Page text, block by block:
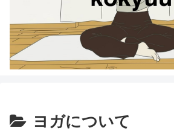
ヨガについて